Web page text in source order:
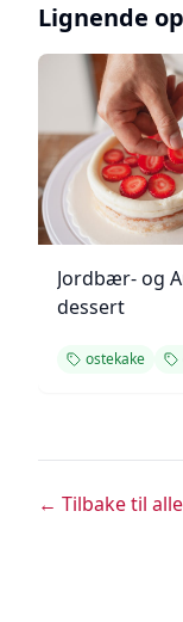
Lignende
Jordbær- og
dessert
ostekake
← Tilbake til